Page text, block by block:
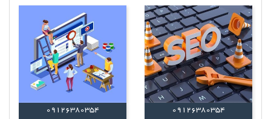
09126380354
09126380354